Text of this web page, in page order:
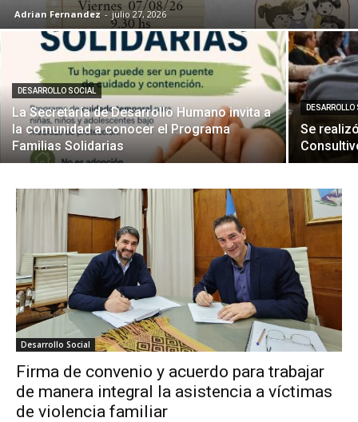
Adrian Fernandez - julio 27, 2026
DESARROLLO SOCIAL
La Secretaría de Desarrollo Humano invita a
la comunidad a conocer el Programa
Familias Solidarias
Se
Desarrollo Social
Firma de convenio y acuerdo para trabajar
de manera integral la asistencia a víctimas
de violencia familiar